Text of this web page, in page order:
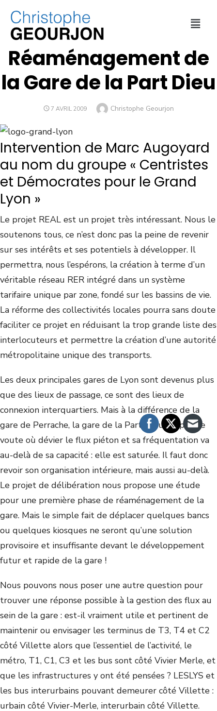
DÉPLACEMENTS ,MÉTROPOLE DE LYON
Réaménagement de
la Gare de la Part Dieu
7 AVRIL 2009 Christophe Geourjon
Intervention de Marc Augoyard
au nom du groupe « Centristes
et Démocrates pour le Grand
Lyon »
Le projet REAL est un projet très intéressant. Nous le
soutenons tous, ce n’est donc pas la peine de revenir
sur ses intérêts et ses potentiels à développer. Il
permettra, nous l’espérons, la création à terme d’un
véritable réseau RER intégré dans un système
tarifaire unique par zone, fondé sur les bassins de vie.
La réforme des collectivités locales pourra sans doute
faciliter ce projet en réduisant la trop grande liste des
interlocuteurs et permettre la création d’une autorité
métropolitaine unique des transports.
Les deux principales gares de Lyon sont devenus plus
que des lieux de passage, ce sont des lieux de
connexion interquartiers. Mais à la différence de la
gare de Perrache, la gare de la Part-Dieu n’a pas de
voute où dévier le flux piéton et sa fréquentation va
au-delà de sa capacité : elle est saturée. Il faut donc
revoir son organisation intérieure, mais aussi au-delà.
Le projet de délibération nous propose une étude
pour une première phase de réaménagement de la
gare. Mais le simple fait de déplacer quelques bancs
ou quelques kiosques ne seront qu’une solution
provisoire et insuffisante devant le développement
futur et rapide de la gare !
Nous pouvons nous poser une autre question pour
trouver une réponse possible à la gestion des flux au
sein de la gare : est-il vraiment utile et pertinent de
maintenir ou envisager les terminus de T3, T4 et C2
côté Villette alors que l’essentiel de l’activité, le
métro, T1, C1, C3 et les bus sont côté Vivier Merle, et
que les infrastructures y ont été pensées ? LESLYS et
les bus interurbains pouvant demeurer côté Villette :
urbain côté Vivier-Merle, interurbain côté Villette.